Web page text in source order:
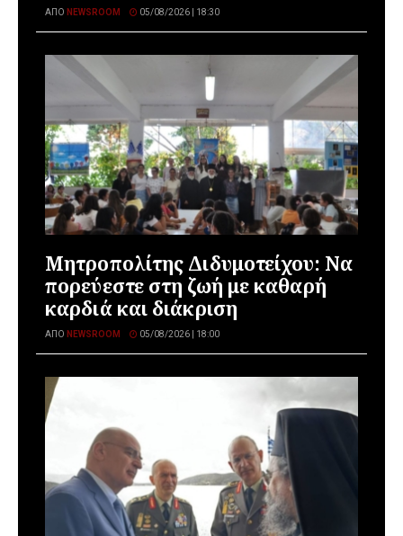
ΑΠΌ NEWSROOM 05/08/2026 | 18:30
Μητροπολίτης Διδυμοτείχου: Να
πορεύεστε στη ζωή με καθαρή
καρδιά και διάκριση
ΑΠΌ NEWSROOM 05/08/2026 | 18:00